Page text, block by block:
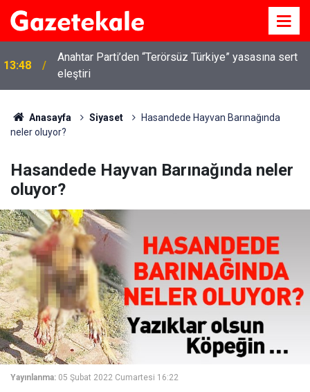
13:48
Anahtar Parti’den “Terörsüz Türkiye” yasasına sert
eleştiri
Kırıkkale’de hayvan hastalıklarına karşı denetimler
Anasayfa Siyaset
Hasandede Hayvan Barınağında
neler oluyor?
Hasandede Hayvan Barınağında neler
oluyor?
Yayınlanma: 05 Şubat 2022 Cumartesi 16:22